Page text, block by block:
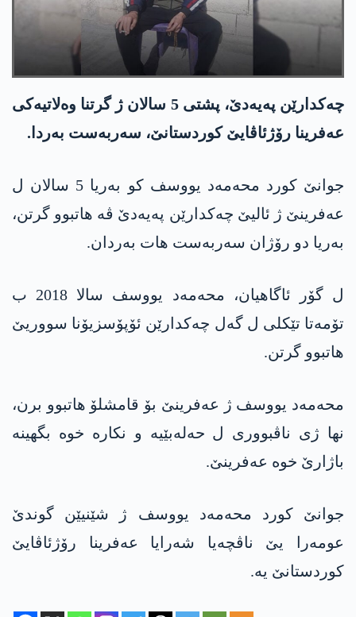
چەکدارێن پەیەدێ، پشتی 5 سالان ژ گرتنا وەلاتیەکی
عەفرینا رۆژئاڤایێ کوردستانێ، سەربەست بەردا.
جوانێ کورد محەمەد یووسف کو بەریا 5 سالان ل
عەفرینێ ژ ئالیێ چەکدارێن پەیەدێ ڤە ھاتبوو گرتن،
بەریا دو رۆژان سەربەست ھات بەردان.
ل گۆر ئاگاهیان، محەمەد یووسف سالا 2018 ب
تۆمەتا تێکلی ل گەل چەکدارێن ئۆپۆسزیۆنا سووریێ
ھاتبوو گرتن.
محەمەد یووسف ژ عەفرینێ بۆ قامشلۆ ھاتبوو برن،
نھا ژی ناڤبووری ل حەلەبێیە و نکارە خوە بگھینە
باژارێ خوە عەفرینێ.
جوانێ کورد محەمەد یووسف ژ شێنیێن گوندێ
عومەرا یێ ناڤچەیا شەرایا عەفرینا رۆژئاڤایێ
کوردستانێ یە.